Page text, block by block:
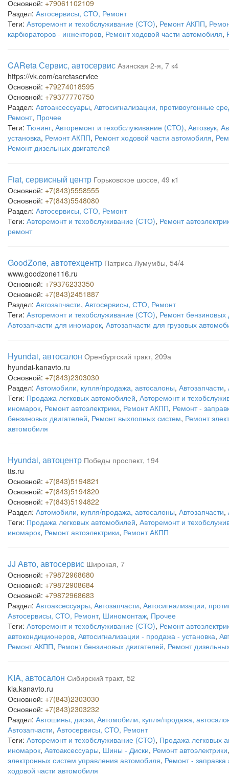
Основной: +79061102109
Раздел: Автосервисы, СТО, Ремонт
Теги: Авторемонт и техобслуживание (СТО), Ремонт АКПП,
карбюраторов - инжекторов, Ремонт ходовой части автомобиля,
CAReta Сервис, автосервис Азинская 2-я, 7 к4
https://vk.com/caretaservice
Основной: +79274018595
Основной: +79377770750
Раздел: Автоаксессуары, Автосигнализации, противоугонные
Ремонт, Прочее
Теги: Тюнинг, Авторемонт и техобслуживание (СТО), Автозвук,
установка, Ремонт АКПП, Ремонт ходовой части автомобиля,
Ремонт дизельных двигателей
Fiat, сервисный центр Горьковское шоссе, 49 к1
Основной: +7(843)5558555
Основной: +7(843)5548080
Раздел: Автосервисы, СТО, Ремонт
Теги: Авторемонт и техобслуживание (СТО), Ремонт
ремонт
GoodZone, автотехцентр Патриса Лумумбы, 54/4
www.goodzone116.ru
Основной: +79376233350
Основной: +7(843)2451887
Раздел: Автозапчасти, Автосервисы, СТО, Ремонт
Теги: Авторемонт и техобслуживание (СТО), Ремонт бензиновых
Автозапчасти для иномарок, Автозапчасти для грузовых
Hyundai, автосалон Оренбургский тракт, 209а
hyundai-kanavto.ru
Основной: +7(843)2303030
Раздел: Автомобили, купля/продажа, автосалоны, Автозапчасти,
Теги: Продажа легковых автомобилей, Авторемонт и
иномарок, Ремонт автоэлектрики, Ремонт АКПП, Ремонт -
бензиновых двигателей, Ремонт выхлопных систем, Ремонт
автомобиля
Hyundai, автоцентр Победы проспект, 194
tts.ru
Основной: +7(843)5194821
Основной: +7(843)5194820
Основной: +7(843)5194822
Раздел: Автомобили, купля/продажа, автосалоны, Автозапчасти,
Теги: Продажа легковых автомобилей, Авторемонт и
иномарок, Ремонт автоэлектрики, Ремонт АКПП
JJ Авто, автосервис Широкая, 7
Основной: +79872968680
Основной: +79872908684
Основной: +79872968683
Раздел: Автоаксессуары, Автозапчасти, Автосигнализации,
Автосервисы, СТО, Ремонт, Шиномонтаж, Прочее
Теги: Авторемонт и техобслуживание (СТО), Ремонт
автокондиционеров, Автосигнализации - продажа - установка,
Ремонт АКПП, Ремонт бензиновых двигателей, Ремонт
KIA, автосалон Сибирский тракт, 52
kia.kanavto.ru
Основной: +7(843)2303030
Основной: +7(843)2303232
Раздел: Автошины, диски, Автомобили, купля/продажа,
Автозапчасти, Автосервисы, СТО, Ремонт
Теги: Авторемонт и техобслуживание (СТО), Продажа легковых
иномарок, Автоаксессуары, Шины - Диски, Ремонт автоэлектрики
электронных систем управления автомобиля, Ремонт -
ходовой части автомобиля